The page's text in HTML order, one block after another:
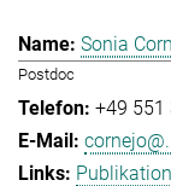
Sonia
Postdoc
+49 551